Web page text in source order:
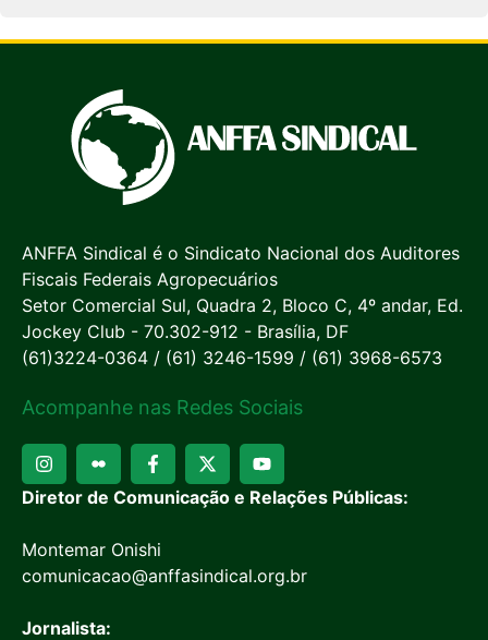
ANFFA Sindical é o Sindicato Nacional dos Auditores
Fiscais Federais Agropecuários
Setor Comercial Sul, Quadra 2, Bloco C, 4º andar, Ed.
Jockey Club - 70.302-912 - Brasília, DF
(61)3224-0364 / (61) 3246-1599 / (61) 3968-6573
Acompanhe nas Redes Sociais
Diretor de Comunicação e Relações Públicas:
Montemar Onishi
comunicacao@anffasindical.org.br
Jornalista: